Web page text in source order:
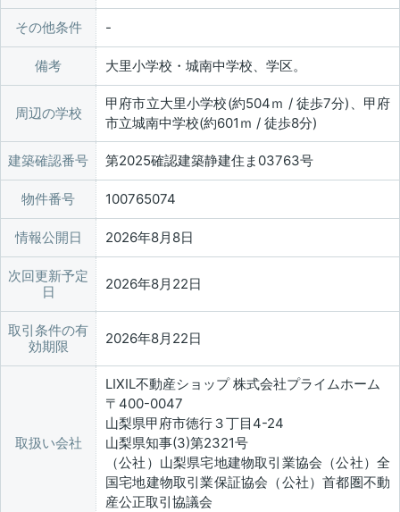
その他条件
備考 大里小学校・城南中学校、学区。
周辺の学校
甲府市立大里小学校(約504ｍ / 徒歩7分)、甲府
市立城南中学校(約601ｍ / 徒歩8分)
建築確認番号 第2025確認建築静建住ま03763号
物件番号 100765074
情報公開日 2026年8月8日
次回更新予定
日
2026年8月22日
取引条件の有
効期限
2026年8月22日
取扱い会社
LIXIL不動産ショップ 株式会社プライムホーム
〒400-0047
山梨県甲府市徳行３丁目4-24
山梨県知事(3)第2321号
（公社）山梨県宅地建物取引業協会（公社）全
国宅地建物取引業保証協会（公社）首都圏不動
産公正取引協議会